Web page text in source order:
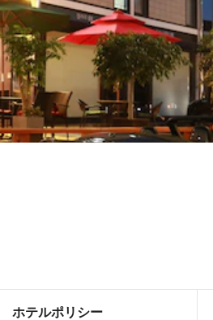
ホテルポリシー